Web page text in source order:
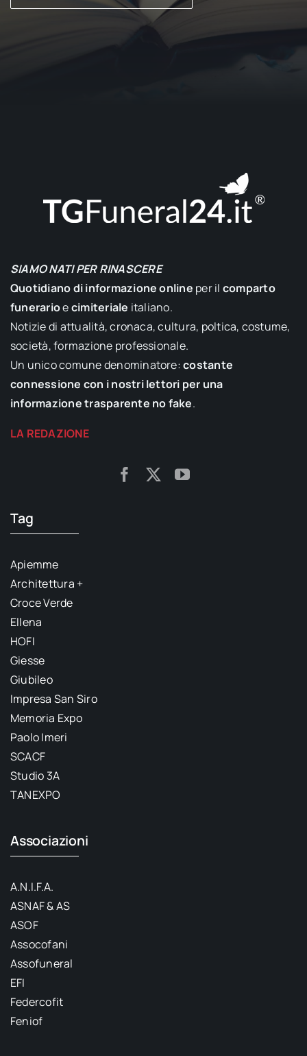
SIAMO NATI PER RINASCERE
Quotidiano di informazione online per il comparto
funerarioecimiteriale italiano.
Notizie di attualità, cronaca, cultura, poltica, costume,
società, formazione professionale.
Un unico comune denominatore:costante
connessione con i nostri lettori per una
informazione trasparente no fake.
LA REDAZIONE
Tag
Apiemme
Architettura +
Croce Verde
Ellena
HOFI
Giesse
Giubileo
Impresa San Siro
Memoria Expo
Paolo Imeri
SCACF
Studio 3A
TANEXPO
Associazioni
A.N.I.F.A.
ASNAF & AS
ASOF
Assocofani
Assofuneral
EFI
Federcofit
Feniof